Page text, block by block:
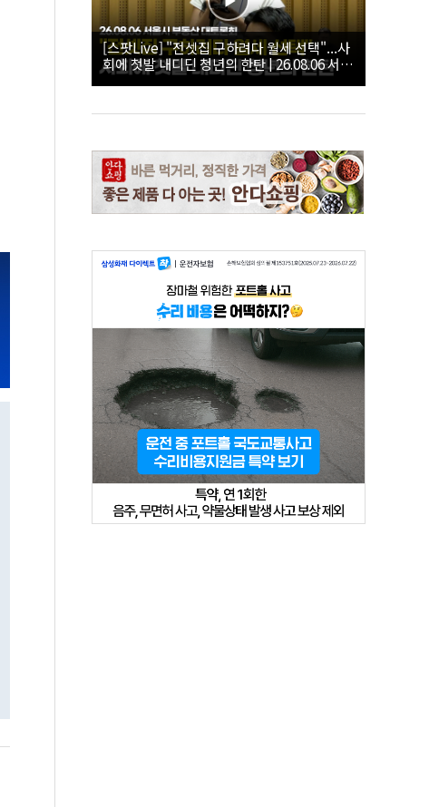
[스팟Live] "전셋집 구하려다 월세 선택"...사
회에 첫발 내디딘 청년의 한탄 | 26.08.06 서울
시 부동산 대토론회